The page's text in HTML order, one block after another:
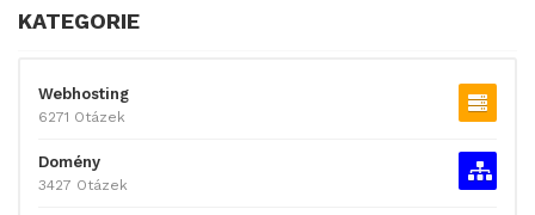
KATEGORIE
Webhosting
6271 Otázek
Domény
3427 Otázek